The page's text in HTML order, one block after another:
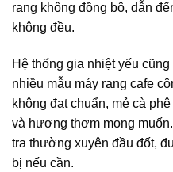
rang không đồng bộ, dẫn
không đều.
Hệ thống gia nhiệt yếu
nhiều mẫu máy rang cafe
không đạt chuẩn, mẻ cà
và hương thơm mong
tra thường xuyên đầu đốt,
bị nếu cần.